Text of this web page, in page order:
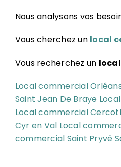
Nous analysons vos
Vous cherchez un local
Vous recherchez un
Local commercial
Saint Jean De Braye
Local commercial
Cyr en Val Local
commercial Saint Pryvé